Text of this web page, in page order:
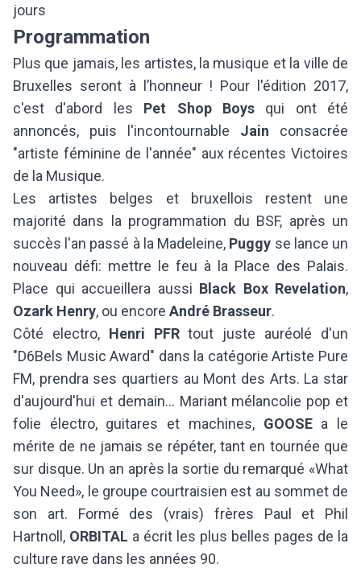
jours
Programmation
Plus que jamais, les artistes, la musique et la ville de
Bruxelles seront à l’honneur ! Pour l'édition 2017,
c'est d'abord les Pet Shop Boysqui ont été
annoncés, puis l'incontournable Jain consacrée
"artiste féminine de l'année" aux récentes Victoires
de la Musique.
Les artistes belges et bruxellois restent une
majorité dans la programmation du BSF, après un
succès l'an passé à la Madeleine, Puggy se lance un
nouveau défi: mettre le feu à la Place des Palais.
Place qui accueillera aussi Black Box Revelation,
Ozark Henry, ou encore André Brasseur.
Côté electro, Henri PFRtout juste auréolé d'un
"D6Bels Music Award" dans la catégorie Artiste Pure
FM, prendra ses quartiers au Mont des Arts. La star
d'aujourd'hui et demain... Mariant mélancolie pop et
folie électro, guitares et machines, GOOSEa le
mérite de ne jamais se répéter, tant en tournée que
sur disque. Un an après la sortie du remarqué «What
You Need», le groupe courtraisien est au sommet de
son art. Formé des (vrais) frères Paul et Phil
Hartnoll, ORBITAL a écrit les plus belles pages de la
culture rave dans les années 90.